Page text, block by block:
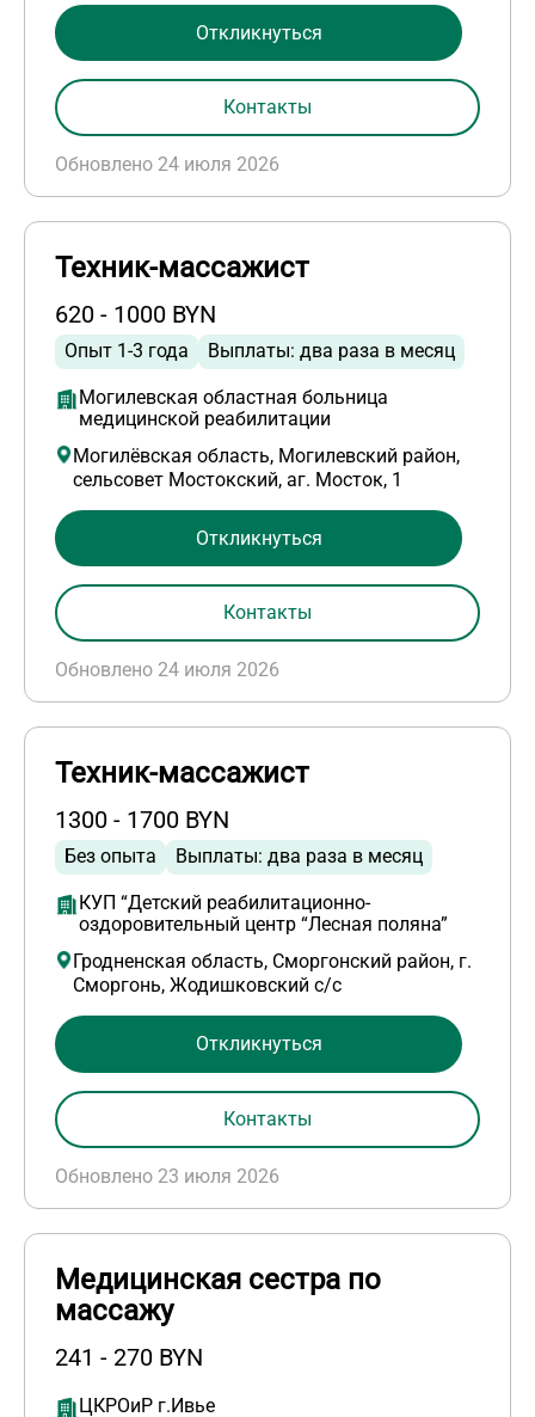
Обновлено 24 июля 2026
Откликнуться
Контакты
Техник-массажист
620 - 1000 BYN
Опыт 1-3 года Выплаты: два раза в месяц
Могилевская областная больница
медицинской реабилитации
Могилёвская область, Могилевский район,
сельсовет Мостокский, аг. Мосток, 1
Обновлено 24 июля 2026
Откликнуться
Контакты
Техник-массажист
1300 - 1700 BYN
Без опыта Выплаты: два раза в месяц
КУП “Детский реабилитационно-
оздоровительный центр “Лесная поляна”
Гродненская область, Сморгонский район, г.
Сморгонь, Жодишковский с/с
Обновлено 23 июля 2026
Откликнуться
Контакты
Медицинская сестра по
массажу
241 - 270 BYN
ЦКРОиР г.Ивье